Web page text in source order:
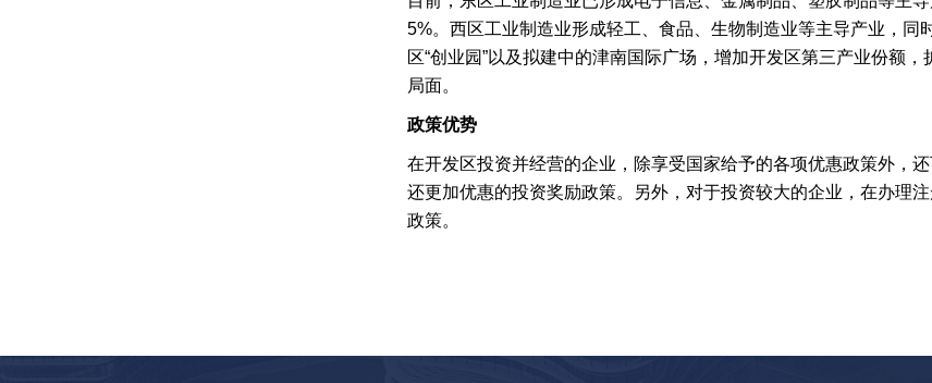
5%。西区工业制造业形成轻工、食品、生物制造业等主导产业，同
区“创业园”以及拟建中的津南国际广场，增加开发区第三产业份额
局面。
政策优势
在开发区投资并经营的企业，除享受国家给予的各项优惠政策外，
还更加优惠的投资奖励政策。另外，对于投资较大的企业，在办理
政策。